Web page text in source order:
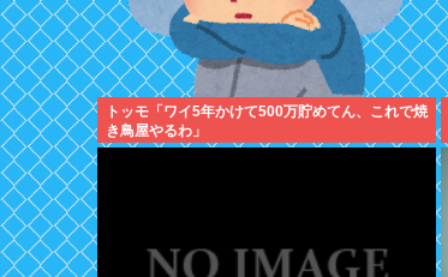
トッモ「ワイ5年かけて500万貯めてん、これで焼
き鳥屋やるわ」